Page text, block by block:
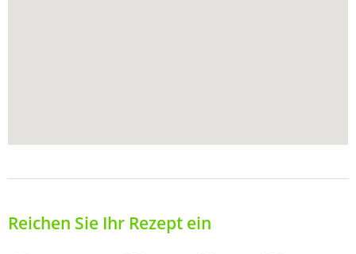
Reichen Sie Ihr Rezept ein